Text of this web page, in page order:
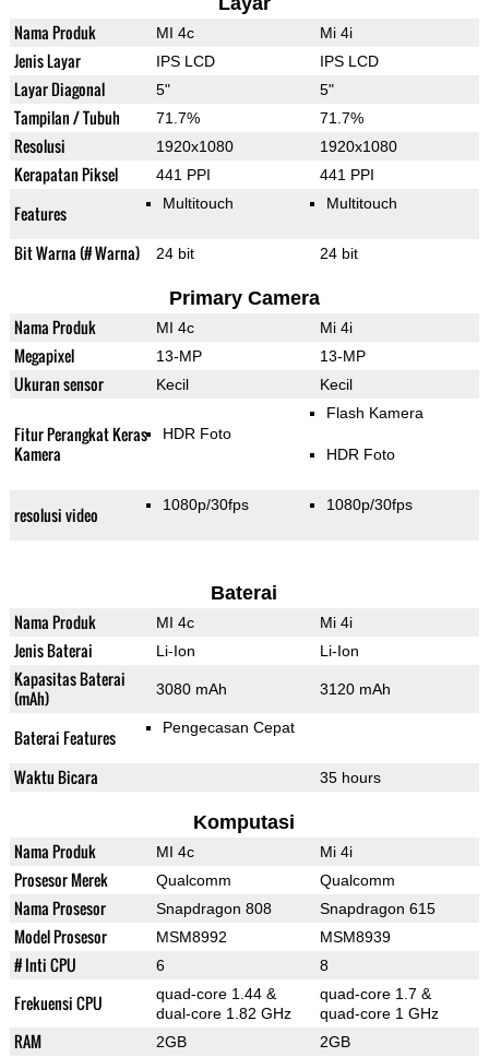
Nama Produk MI 4c Mi 4i
Jenis Layar IPS LCD IPS LCD
Layar Diagonal 5" 5"
Tampilan / Tubuh 71.7% 71.7%
Resolusi 1920x1080 1920x1080
Kerapatan Piksel 441 PPI 441 PPI
Features Multitouch Multitouch
Bit Warna (# Warna) 24 bit 24 bit
Primary Camera
Nama Produk MI 4c Mi 4i
Megapixel 13-MP 13-MP
Ukuran sensor Kecil Kecil
Fitur Perangkat Keras
Kamera
HDR Foto
Flash Kamera
HDR Foto
resolusi video 1080p/30fps 1080p/30fps
Baterai
Nama Produk MI 4c Mi 4i
Jenis Baterai Li-Ion Li-Ion
Kapasitas Baterai
(mAh)
3080 mAh 3120 mAh
Baterai Features Pengecasan Cepat
Waktu Bicara 35 hours
Komputasi
Nama Produk MI 4c Mi 4i
Prosesor Merek Qualcomm Qualcomm
Nama Prosesor Snapdragon 808 Snapdragon 615
Model Prosesor MSM8992 MSM8939
# Inti CPU 6 8
Frekuensi CPU
quad-core 1.44 &
dual-core 1.82 GHz
quad-core 1.7 &
quad-core 1 GHz
RAM 2GB 2GB